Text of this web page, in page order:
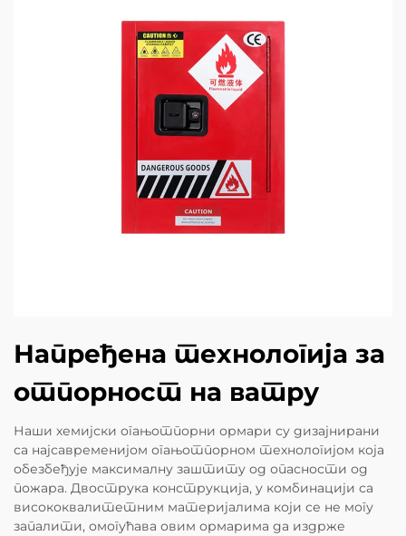
Напређена технологија за
отпорност на ватру
Наши хемијски огањотпорни ормари су дизајнирани
са најсавременијом огањотпорном технологијом која
обезбеђује максималну заштиту од опасности од
пожара. Двострука конструкција, у комбинацији са
висококвалитетним материјалима који се не могу
запалити, омогућава овим ормарима да издрже